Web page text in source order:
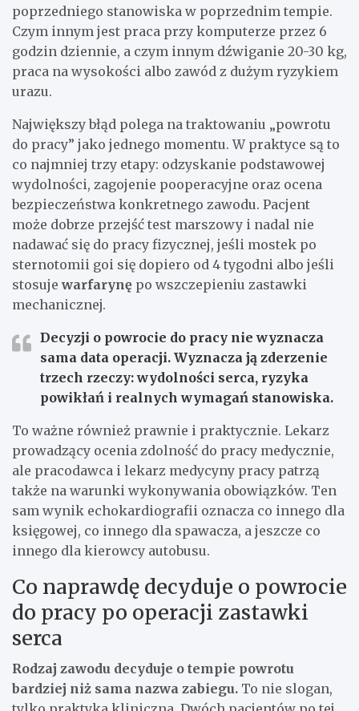
poprzedniego stanowiska w poprzednim tempie.
Czym innym jest praca przy komputerze przez 6
godzin dziennie, a czym innym dźwiganie 20-30 kg,
praca na wysokości albo zawód z dużym ryzykiem
urazu.
Największy błąd polega na traktowaniu „powrotu
do pracy” jako jednego momentu. W praktyce są to
co najmniej trzy etapy: odzyskanie podstawowej
wydolności, zagojenie pooperacyjne oraz ocena
bezpieczeństwa konkretnego zawodu. Pacjent
może dobrze przejść test marszowy i nadal nie
nadawać się do pracy fizycznej, jeśli mostek po
sternotomii goi się dopiero od 4 tygodni albo jeśli
stosujewarfarynę po wszczepieniu zastawki
mechanicznej.
Decyzji o powrocie do pracy nie wyznacza
sama data operacji. Wyznacza ją zderzenie
trzech rzeczy: wydolności serca, ryzyka
powikłań i realnych wymagań stanowiska.
To ważne również prawnie i praktycznie. Lekarz
prowadzący ocenia zdolność do pracy medycznie,
ale pracodawca i lekarz medycyny pracy patrzą
także na warunki wykonywania obowiązków. Ten
sam wynik echokardiografii oznacza co innego dla
księgowej, co innego dla spawacza, a jeszcze co
innego dla kierowcy autobusu.
Co naprawdę decyduje o powrocie
do pracy po operacji zastawki
serca
Rodzaj zawodu decyduje o tempie powrotu
bardziej niż sama nazwa zabiegu. To nie slogan,